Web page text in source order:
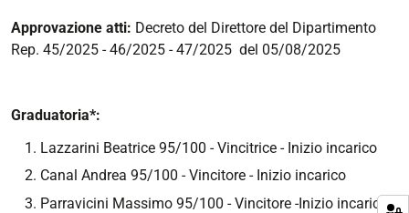
Approvazione atti: Decreto del Direttore del Dipartimento
Rep. 45/2025 - 46/2025 - 47/2025 del 05/08/2025
Graduatoria*:
Lazzarini Beatrice 95/100 - Vincitrice - Inizio incarico
Canal Andrea 95/100 - Vincitore - Inizio incarico
Parravicini Massimo 95/100 - Vincitore -Inizio incarico